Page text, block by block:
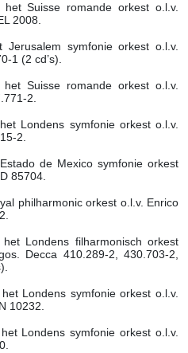
Suisse romande orkest o.l.v.
2008.
symfonie orkest o.l.v.
1 (2 cd’s).
Suisse romande orkest o.l.v.
2.
Londens symfonie orkest o.l.v.
2.
de Mexico symfonie orkest
85704.
philharmonic orkest o.l.v. Enrico
Londens filharmonisch orkest
Decca 410.289-2, 430.703-2,
Londens symfonie orkest o.l.v.
10232.
Londens symfonie orkest o.l.v.